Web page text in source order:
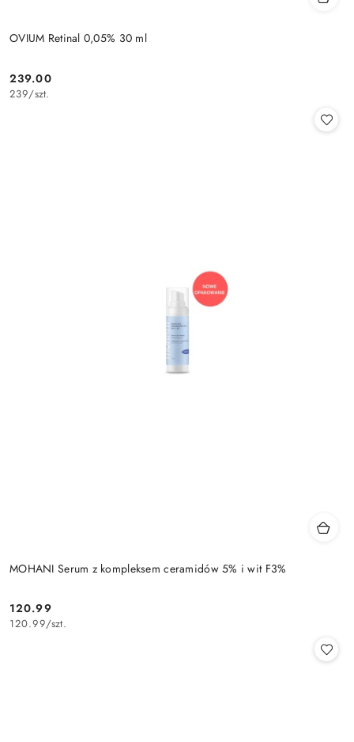
OVIUM Retinal 0,05% 30 ml
Cena:
239.00
239/szt.
MOHANI Serum z kompleksem ceramidów 5% i wit F3%
Cena:
120.99
120.99/szt.